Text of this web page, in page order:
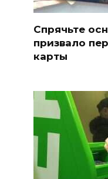
Спрячьте
призвало
карты